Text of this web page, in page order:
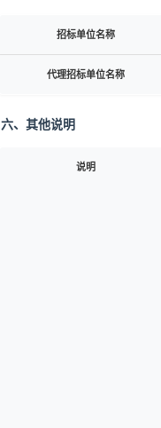
招标单位名称
代理招标单位名称
六、其他说明
说明